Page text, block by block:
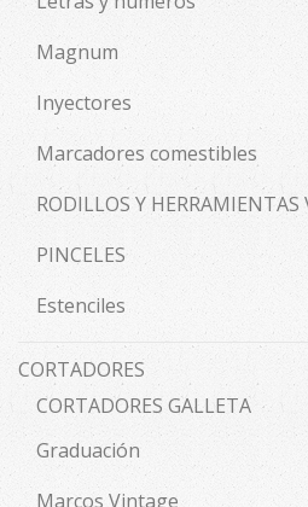
Magnum
Inyectores
Marcadores comestibles
RODILLOS Y HERRAMIENTAS
PINCELES
Estenciles
CORTADORES
CORTADORES GALLETA
Graduación
Marcos Vintage